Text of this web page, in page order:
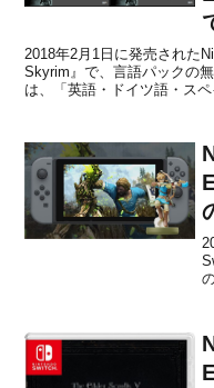
2018年2月1日に発売された
Skyrim』で、言語パックの
は、「英語・ドイツ語・ス